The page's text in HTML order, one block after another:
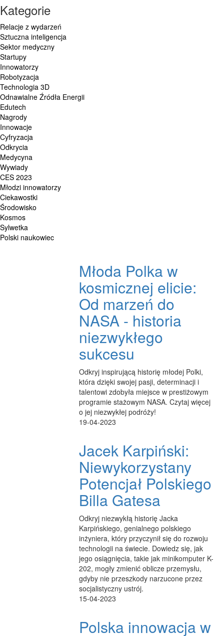
Kategorie
Relacje z wydarzeń
Sztuczna inteligencja
Sektor medyczny
Startupy
Innowatorzy
Robotyzacja
Technologia 3D
Odnawialne Źródła Energii
Edutech
Nagrody
Innowacje
Cyfryzacja
Odkrycia
Medycyna
Wywiady
CES 2023
Młodzi innowatorzy
Ciekawostki
Środowisko
Kosmos
Sylwetka
Polski naukowiec
Młoda Polka w
kosmicznej elicie:
Od marzeń do
NASA - historia
niezwykłego
sukcesu
Odkryj inspirującą historię młodej Polki,
która dzięki swojej pasji, determinacji i
talentowi zdobyła miejsce w prestiżowym
programie stażowym NASA. Czytaj więcej
o jej niezwykłej podróży!
19-04-2023
Jacek Karpiński:
Niewykorzystany
Potencjał Polskiego
Billa Gatesa
Odkryj niezwykłą historię Jacka
Karpińskiego, genialnego polskiego
inżyniera, który przyczynił się do rozwoju
technologii na świecie. Dowiedz się, jak
jego osiągnięcia, takie jak minikomputer K-
202, mogły zmienić oblicze przemysłu,
gdyby nie przeszkody narzucone przez
socjalistyczny ustrój.
15-04-2023
Polska innowacja w